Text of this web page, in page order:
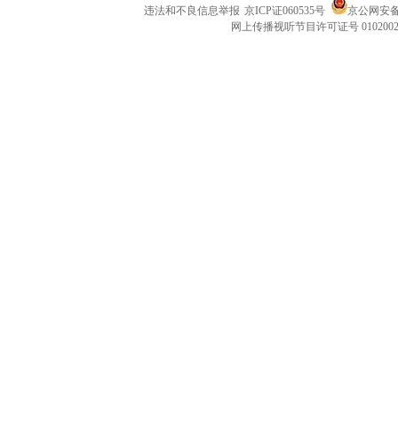
违法和不良信息举报 京ICP证060535号
京公网安
网上传播视听节目许可证号